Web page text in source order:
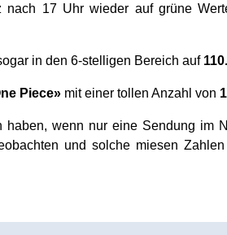
17 Uhr wieder auf grüne
in den 6-stelligen Bereich auf
Piece» mit einer tollen Anzahl von
wenn nur eine Sendung im
und solche miesen